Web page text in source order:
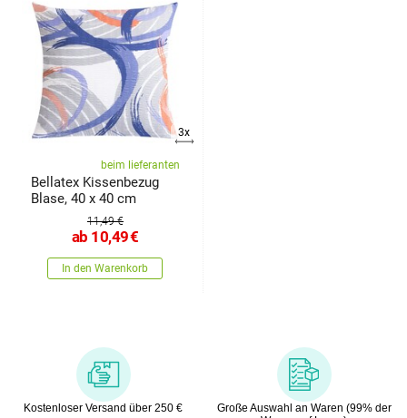
3x
beim lieferanten
Bellatex Kissenbezug
Blase, 40 x 40 cm
11,49 €
ab 10,49€
In den Warenkorb
Kostenloser Versand über 250 €
Große Auswahl an Waren (99% der